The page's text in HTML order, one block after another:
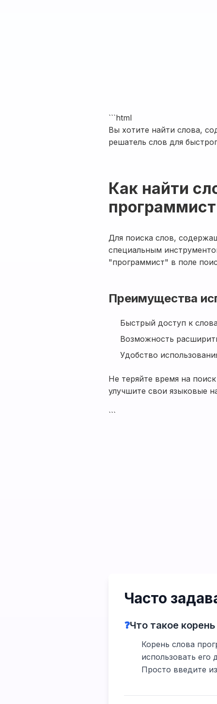
```html
Вы хотите найти слова,
решатель слов для
Как найти
программист
Для поиска слов,
специальным
"программист" в поле
Преимущества
Быстрый доступ к
Возможность
Удобство
Не теряйте время на
улучшите свои языковые
```
Часто
❓Что такое
Корень слова
использовать
Просто введите